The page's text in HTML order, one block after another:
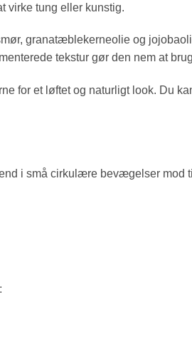
virke tung eller kunstig.
granatæblekerneolie og
tekstur gør den nem at
for et løftet og naturligt look. Du
i små cirkulære bevægelser mod